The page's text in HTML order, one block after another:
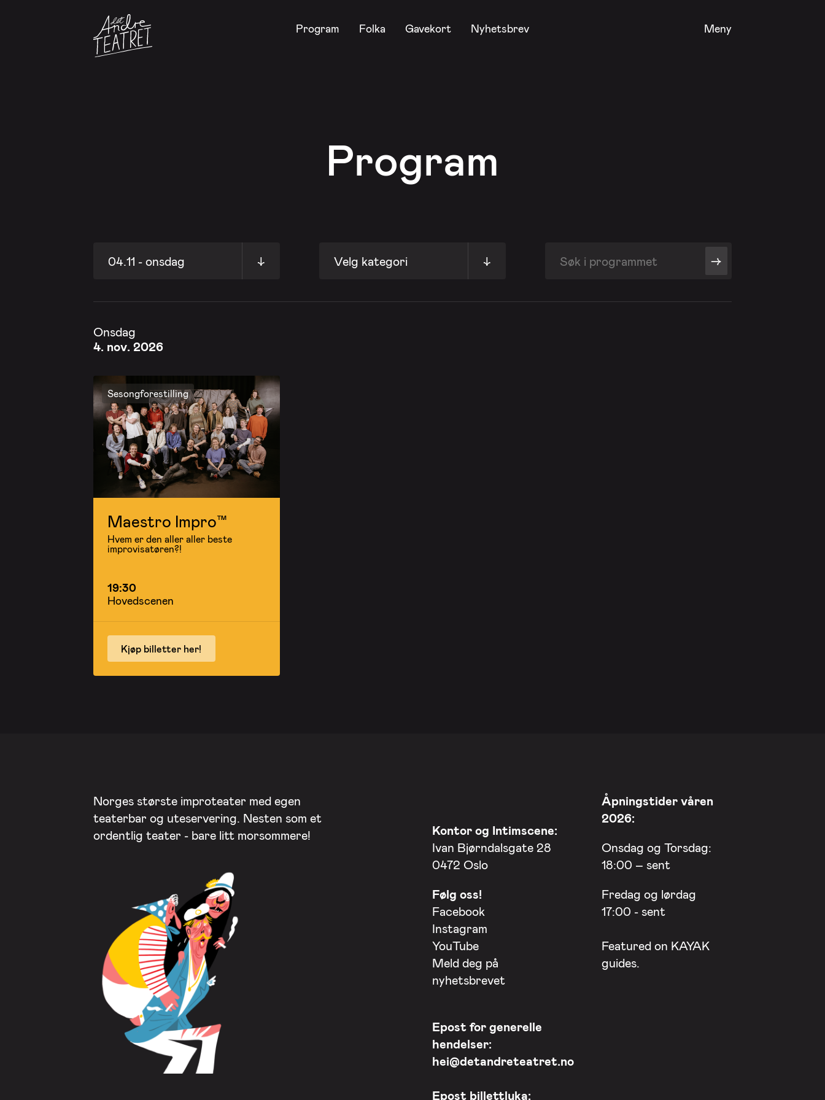
Program Folka Gavekort Nyhetsbrev Meny
Program
04.11 - onsdag ↓ Velg kategori ↓ ->
Onsdag
4. nov. 2026
Sesongforestilling
Maestro Impro™
Hvem er den aller aller beste
improvisatøren?!
19:30
Hovedscenen
Kjøp billetter her!
Norges største improteater med egen
teaterbar og uteservering. Nesten som et
ordentlig teater - bare litt morsommere!
Kontor og Intimscene:
Ivan Bjørndalsgate 28
0472 Oslo
Følg oss!
Facebook
Instagram
YouTube
Meld deg på
nyhetsbrevet
Epost for generelle
hendelser:
hei@detandreteatret.no
Epost billettluka:
Åpningstider våren
2026:
Onsdag og Torsdag:
18:00 – sent
Fredag og lørdag
17:00 - sent
Featured on KAYAK
guides.